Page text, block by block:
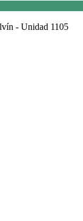
- Unidad 1105